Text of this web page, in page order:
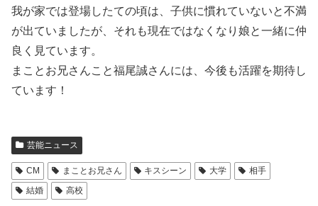
我が家では登場したての頃は、子供に慣れていないと不満
が出ていましたが、それも現在ではなくなり娘と一緒に仲
良く見ています。
まことお兄さんこと福尾誠さんには、今後も活躍を期待し
ています！
芸能ニュース
CM まことお兄さん キスシーン 大学
相手
結婚
高校